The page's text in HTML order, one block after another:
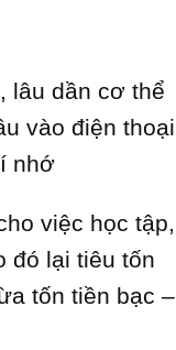
lâu dần cơ thể
vào điện thoại
nhớ
việc học tập,
đó lại tiêu tốn
tốn tiền bạc –